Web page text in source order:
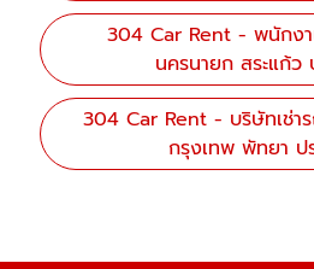
304 Car Rent - พนักงา
นครนายก สระแก้ว
304 Car Rent - บริษัทเช่
กรุงเทพ พัทยา ป